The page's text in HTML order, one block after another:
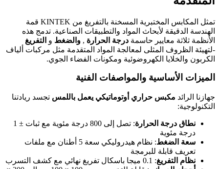
تمثل المكابس المختبرية المسخنة بالتفريغ من KINTEK قمة
الهندسة الدقيقة لأبحاث المواد والتطبيقات الصناعية. تدمج هذه
الأنظمة ثلاثة معايير حاسمة درجة الحرارة , والضغط و التفريغ
-لتهيئة الظروف المثلى لمعالجة المواد المتقدمة مثل مركبات ألياف
الكربون والخلايا الكهروضوئية ومكونات الفضاء الجوي.
الميزات الأساسية والمواصفات الفنية
جهازنا الرائد مكبس حراري أوتوماتيكي يعمل باللمس تجسد ريادتنا
التكنولوجية:
نطاق درجة الحرارة
: تصل إلى 800 درجة مئوية مع ثبات ± 1
درجة مئوية
سعة الضغط
: نظام هيدروليكي سعة 5 أطنان مع ملفات
تعريف قابلة للبرمجة
نظام التفريغ: 0.1 ميجا باسكال تفريغ نهائي مع كشف التسرب